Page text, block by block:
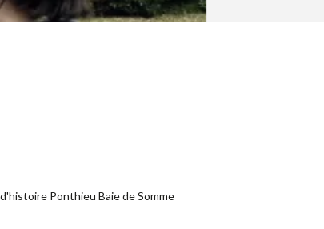
Ponthieu Baie de Somme